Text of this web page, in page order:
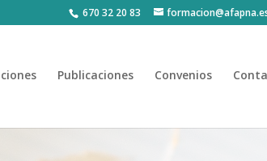
670 32 20 83
Publicaciones Convenios